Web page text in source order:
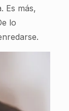
Es más,
lo